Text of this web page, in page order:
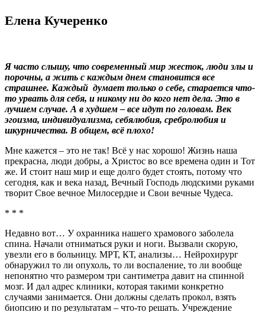
Елена Кучеренко
Я часто слышу, что современный мир жесток, люди злы и
порочны, а жить с каждым днем становится все
страшнее. Каждый думает только о себе, старается что-
то урвать для себя, и никому ни до кого нет дела. Это в
лучшем случае. А в худшем – все идут по головам. Век
эгоизма, индивидуализма, себялюбия, сребролюбия и
шкурничества. В общем, всё плохо!
Мне кажется – это не так! Всё у нас хорошо! Жизнь наша
прекрасна, люди добры, а Христос во все времена один и Тот
же. И стоит наш мир и еще долго будет стоять, потому что
сегодня, как и века назад, Вечный Господь людскими руками
творит Свое вечное Милосердие и Свои вечные Чудеса.
* * *
Недавно вот… У охранника нашего храмового заболела
спина. Начали отниматься руки и ноги. Вызвали скорую,
увезли его в больницу. МРТ, КТ, анализы… Нейрохирург
обнаружил то ли опухоль, то ли воспаление, то ли вообще
непонятно что размером три сантиметра давит на спинной
мозг. И дал адрес клиники, которая такими конкретно
случаями занимается. Они должны сделать прокол, взять
биопсию и по результатам – что-то решать. Учреждение